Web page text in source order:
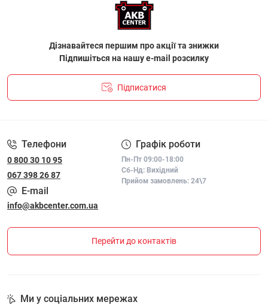
Дізнавайтеся першим про акції та знижки
Підпишіться на нашу e-mail розсилку
Підписатися
Телефони
0 800 30 10 95
067 398 26 87
Графік роботи
Пн-Пт 09:00-18:00
Сб-Нд: Вихідний
Прийом замовлень: 24\7
E-mail
info@akbcenter.com.ua
Перейти до контактів
Ми у соціальних мережах